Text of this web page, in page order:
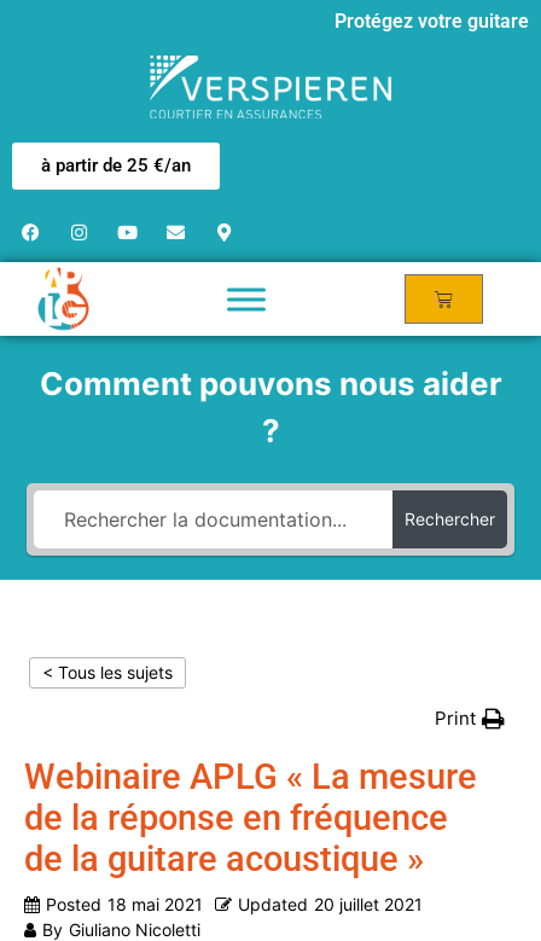
Protégez votre guitare
à partir de 25 €/an
Comment pouvons nous aider
?
Rechercher
< Tous les sujets
Print
Webinaire APLG « La mesure
de la réponse en fréquence
de la guitare acoustique »
Posted 18 mai 2021 Updated 20 juillet 2021
By Giuliano Nicoletti